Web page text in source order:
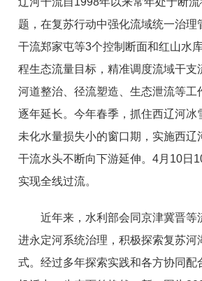
题，在复苏行动中强化流域统一治理
干流郑家屯等3个控制断面和红山水
程生态流量目标，精准调度流域干支
河道整治、径流塑造、生态泄流等工
逐年延长。今年春季，抓住西辽河冰
未化水量损失小的窗口期，实施西辽
干流水头不断向下游延伸。4月10日
实现全线过流。
近年来，水利部会同京津冀晋等
进永定河系统治理，积极探索复苏河
式。经过多年探索实践和各方协同配